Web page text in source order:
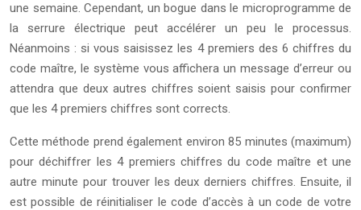
une semaine. Cependant, un bogue dans le microprogramme de
la serrure électrique peut accélérer un peu le processus.
Néanmoins : si vous saisissez les 4 premiers des 6 chiffres du
code maître, le système vous affichera un message d’erreur ou
attendra que deux autres chiffres soient saisis pour confirmer
que les 4 premiers chiffres sont corrects.
Cette méthode prend également environ 85 minutes (maximum)
pour déchiffrer les 4 premiers chiffres du code maître et une
autre minute pour trouver les deux derniers chiffres. Ensuite, il
est possible de réinitialiser le code d’accès à un code de votre